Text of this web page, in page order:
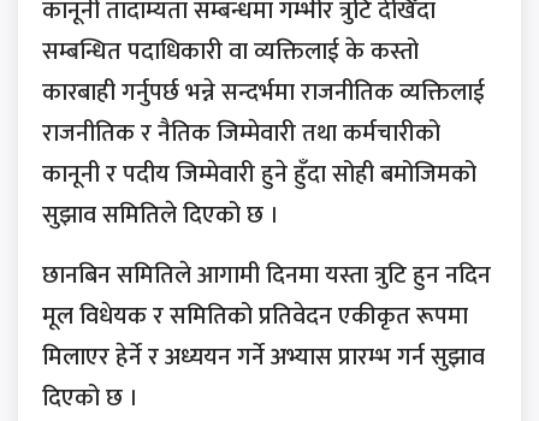
कानूनी तादाम्यता सम्बन्धमा गम्भीर त्रुटि देखिँदा
सम्बन्धित पदाधिकारी वा व्यक्तिलाई के कस्तो
कारबाही गर्नुपर्छ भन्ने सन्दर्भमा राजनीतिक व्यक्तिलाई
राजनीतिक र नैतिक जिम्मेवारी तथा कर्मचारीको
कानूनी र पदीय जिम्मेवारी हुने हुँदा सोही बमोजिमको
सुझाव समितिले दिएको छ ।
छानबिन समितिले आगामी दिनमा यस्ता त्रुटि हुन नदिन
मूल विधेयक र समितिको प्रतिवेदन एकीकृत रूपमा
मिलाएर हेर्ने र अध्ययन गर्ने अभ्यास प्रारम्भ गर्न सुझाव
दिएको छ ।